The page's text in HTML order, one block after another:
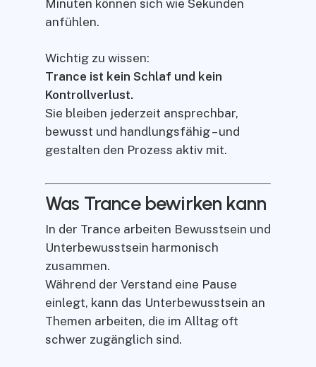
Minuten können sich wie Sekunden
anfühlen.
Wichtig zu wissen:
Trance ist kein Schlaf und kein
Kontrollverlust.
Sie bleiben jederzeit ansprechbar,
bewusst und handlungsfähig – und
gestalten den Prozess aktiv mit.
Was Trance bewirken kann
In der Trance arbeiten Bewusstsein und
Unterbewusstsein harmonisch
zusammen.
Während der Verstand eine Pause
einlegt, kann das Unterbewusstsein an
Themen arbeiten, die im Alltag oft
schwer zugänglich sind.